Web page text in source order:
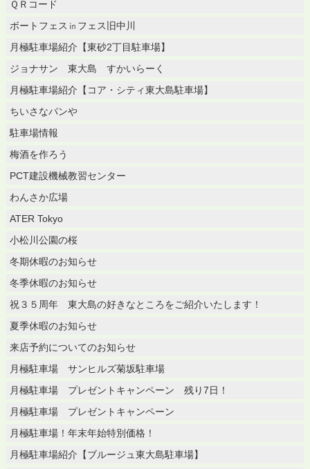
ＱＲコード
ボートフェス㏌フェス旧中川
月極駐車場紹介【東砂2丁目駐車場】
ジョナサン 東大島 すかいらーく
月極駐車場紹介【コア・シティ東大島駐車場】
ちいさなパンや
駐車場情報
梅酒を作ろう
PCT建設機械教習センター
わんさか広場
ATER Tokyo
小松川公園の桜
冬期休暇のお知らせ
冬季休暇のお知らせ
祝３５周年 東大島の好きなところをご紹介いたします！
夏季休暇のお知らせ
来店予約についてのお知らせ
月極駐車場 サンヒルズ菊坂駐車場
月極駐車場 プレゼントキャンペーン 残り7日！
月極駐車場 プレゼントキャンペーン
月極駐車場！年末年始特別価格！
月極駐車場紹介【ブルージュ東大島駐車場】